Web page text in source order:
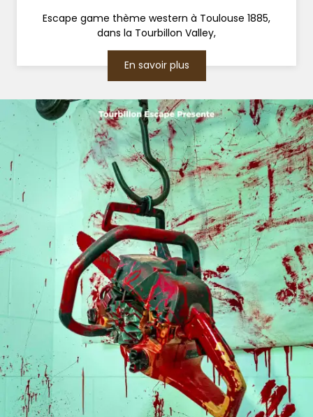
Escape game thème western à Toulouse 1885,
dans la Tourbillon Valley,
En savoir plus